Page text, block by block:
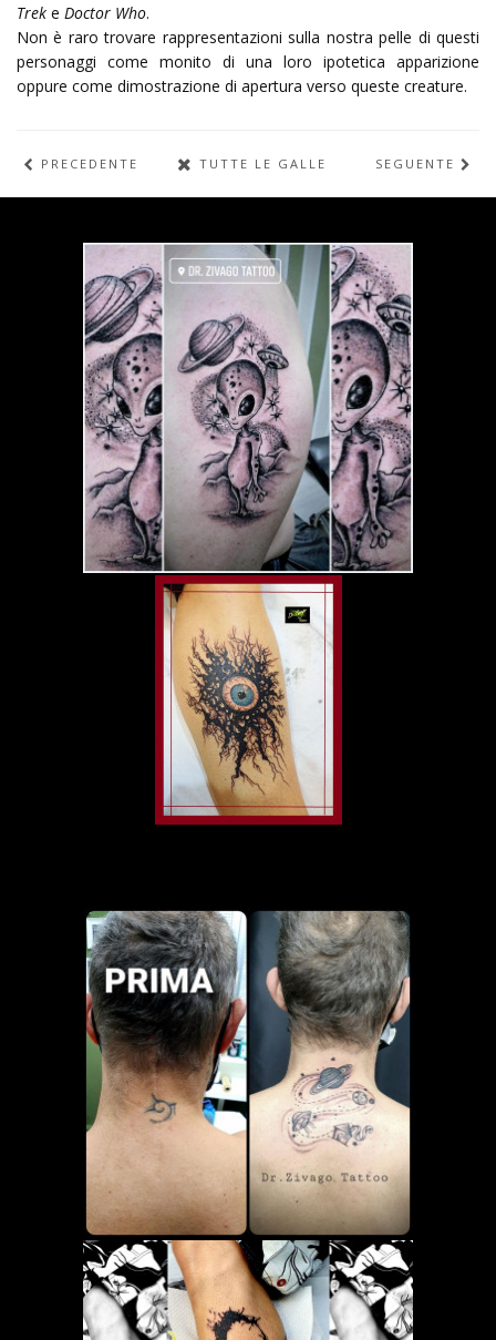
Trek e Doctor Who.
Non è raro trovare rappresentazioni sulla nostra pelle di questi
personaggi come monito di una loro ipotetica apparizione
oppure come dimostrazione di apertura verso queste creature.
PRECEDENTE TUTTE LE GALLERIE SEGUENTE